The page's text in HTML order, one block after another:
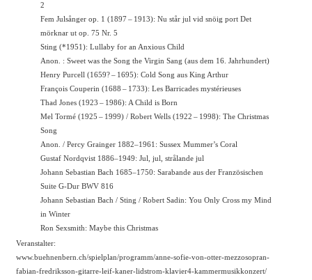
2
Fem Julsånger op. 1 (1897 – 1913): Nu står jul vid snöig port Det
mörknar ut op. 75 Nr. 5
Sting (*1951): Lullaby for an Anxious Child
Anon. : Sweet was the Song the Virgin Sang (aus dem 16. Jahrhundert)
Henry Purcell (1659? – 1695): Cold Song aus King Arthur
François Couperin (1688 – 1733): Les Barricades mystérieuses
Thad Jones (1923 – 1986): A Child is Born
Mel Tormé (1925 – 1999) / Robert Wells (1922 – 1998): The Christmas
Song
Anon. / Percy Grainger 1882–1961: Sussex Mummer’s Coral
Gustaf Nordqvist 1886–1949: Jul, jul, strålande jul
Johann Sebastian Bach 1685–1750: Sarabande aus der Französischen
Suite G-Dur BWV 816
Johann Sebastian Bach / Sting / Robert Sadin: You Only Cross my Mind
in Winter
Ron Sexsmith: Maybe this Christmas
Veranstalter:
www.buehnenbern.ch/spielplan/programm/anne-sofie-von-otter-mezzosopran-
fabian-fredriksson-gitarre-leif-kaner-lidstrom-klavier4-kammermusikkonzert/